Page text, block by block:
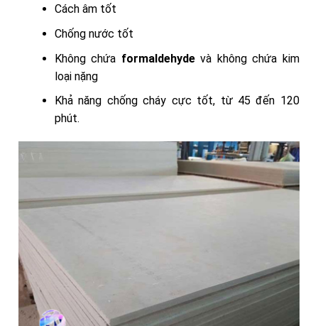
Cách âm tốt
Chống nước tốt
Không chứa formaldehydevà không chứa kim
loại nặng
Khả năng chống cháy cực tốt, từ 45 đến 120
phút.